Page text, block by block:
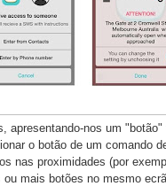
apresentando-nos um "botão"
o botão de um comando
nas proximidades (por
mais botões no mesmo